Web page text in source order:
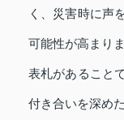
く、災害時に声
可能性が高まりま
表札があること
付き合いを深め